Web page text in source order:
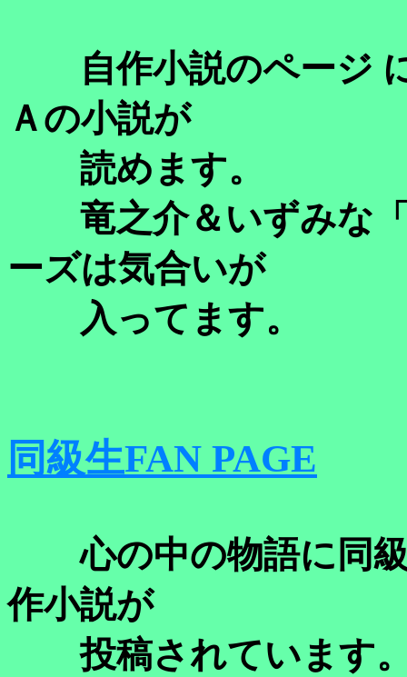
自作小説のページ
Ａの小説が
読めます。
竜之介＆いずみな「
ーズは気合いが
入ってます。
同級生FAN PAGE
心の中の物語に同級
作小説が
投稿されています